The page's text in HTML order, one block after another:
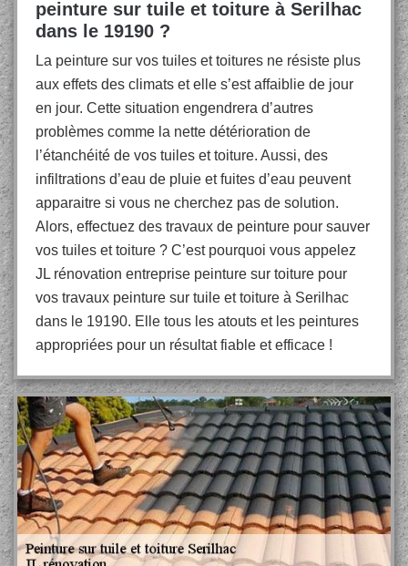
peinture sur tuile et toiture à Serilhac
dans le 19190 ?
La peinture sur vos tuiles et toitures ne résiste plus
aux effets des climats et elle s’est affaiblie de jour
en jour. Cette situation engendrera d’autres
problèmes comme la nette détérioration de
l’étanchéité de vos tuiles et toiture. Aussi, des
infiltrations d’eau de pluie et fuites d’eau peuvent
apparaitre si vous ne cherchez pas de solution.
Alors, effectuez des travaux de peinture pour sauver
vos tuiles et toiture ? C’est pourquoi vous appelez
JL rénovation entreprise peinture sur toiture pour
vos travaux peinture sur tuile et toiture à Serilhac
dans le 19190. Elle tous les atouts et les peintures
appropriées pour un résultat fiable et efficace !